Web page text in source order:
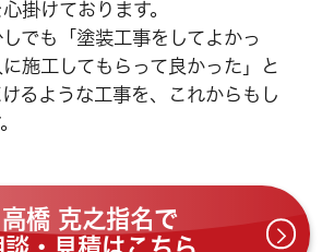
掛けております。
でも「塗装工事をしてよかっ
施工してもらって良かった」と
るような工事を、これからもし
高橋 克之指名で